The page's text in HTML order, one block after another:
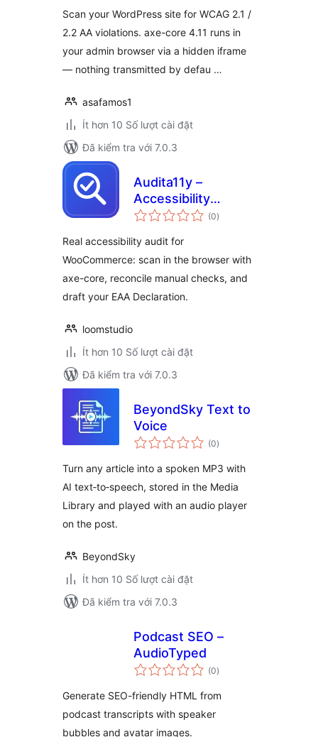
Scan your WordPress site for WCAG 2.1 /
2.2 AA violations. axe-core 4.11 runs in
your admin browser via a hidden iframe
— nothing transmitted by defau …
asafamos1
Ít hơn 10 Số lượt cài đặt
Đã kiểm tra với 7.0.3
Audita11y –
Accessibility
Auditor for
(0tổng
đánh
)
Real accessibility audit for
WooCommerce: scan in the browser with
axe-core, reconcile manual checks, and
draft your EAA Declaration.
loomstudio
Ít hơn 10 Số lượt cài đặt
Đã kiểm tra với 7.0.3
BeyondSky Text to
Voice
(0tổng
đánh
)
Turn any article into a spoken MP3 with
AI text‑to‑speech, stored in the Media
Library and played with an audio player
on the post.
BeyondSky
Ít hơn 10 Số lượt cài đặt
Đã kiểm tra với 7.0.3
Podcast SEO –
AudioTyped
(0tổng
đánh
)
Generate SEO-friendly HTML from
podcast transcripts with speaker
bubbles and avatar images.